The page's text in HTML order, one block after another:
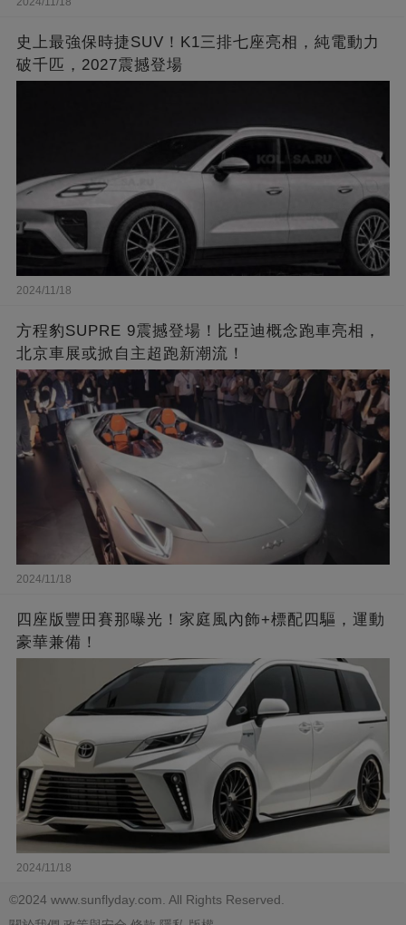
史上最強保時捷SUV！K1三排七座亮相，純電動力
破千匹，2027震撼登場
2024/11/18
方程豹SUPRE 9震撼登場！比亞迪概念跑車亮相，
北京車展或掀自主超跑新潮流！
2024/11/18
四座版豐田賽那曝光！家庭風內飾+標配四驅，運動
豪華兼備！
2024/11/18
©2024 www.sunflyday.com. All Rights Reserved.